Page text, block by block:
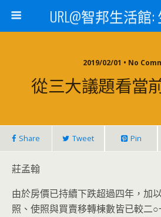
URL@智邦生活館
2019/02/01 • No
從三大議題看當
Share Tweet Pin
莊孟翰
由於房價已持續下跌超過四年，加
照、使照與買賣移轉棟數皆已較二